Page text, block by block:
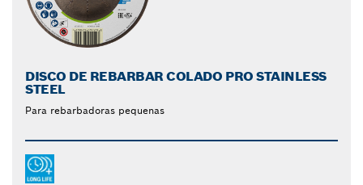
DISCO DE REBARBAR COLADO PRO STAINLESS
STEEL
Para rebarbadoras pequenas